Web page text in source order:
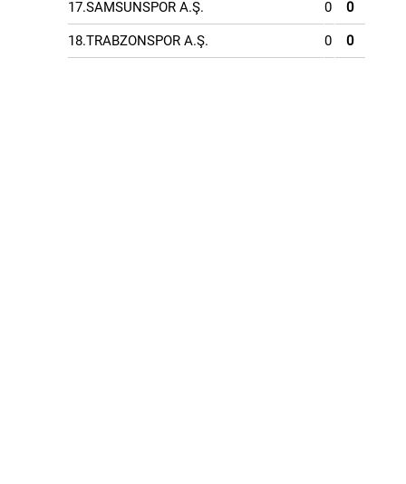
17.SAMSUNSPOR A.Ş. 0 0
18.TRABZONSPOR A.Ş. 0 0